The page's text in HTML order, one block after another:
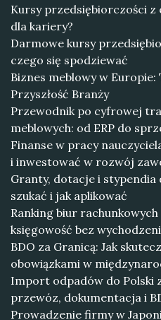
Kursy przedsiębiorczości
dla kariery?
Darmowe kursy
czego się spodziewać
Biznes meblowy w
Przyszłość Branży
Przewodnik po cyfrowej
meblowych: od ERP do
Finanse w pracy
i inwestować w rozwój
Granty, dotacje i stypendia
szukać i jak aplikować
Ranking biur
księgowość bez
BDO za Granicą: Jak
obowiązkami w
Import odpadów do Polski
przewóz, dokumentacja i
Prowadzenie firmy w